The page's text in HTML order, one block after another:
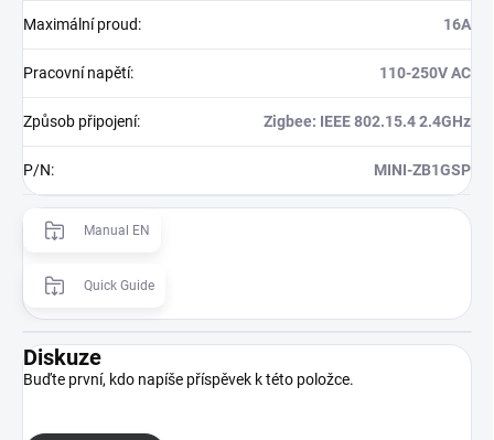
Maximální proud: 16A
Pracovní napětí: 110-250V AC
Způsob připojení: Zigbee: IEEE 802.15.4 2.4GHz
P/N: MINI-ZB1GSP
Manual EN
Quick Guide
Diskuze
Buďte první, kdo napíše příspěvek k této položce.